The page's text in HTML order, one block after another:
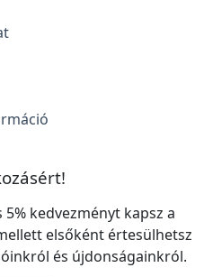
kedvezményt kapsz a
elsőként értesülhetsz
és újdonságainkról.